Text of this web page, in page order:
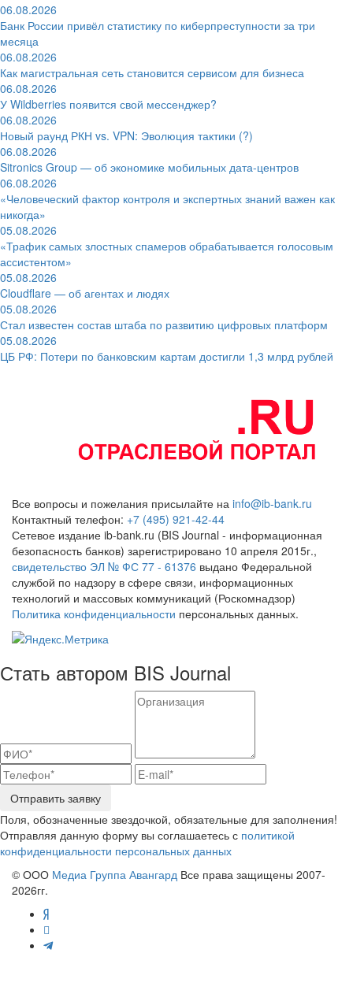
06.08.2026
Банк России привёл статистику по киберпреступности за три
месяца
06.08.2026
Как магистральная сеть становится сервисом для бизнеса
06.08.2026
У Wildberries появится свой мессенджер?
06.08.2026
Новый раунд РКН vs. VPN: Эволюция тактики (?)
06.08.2026
Sitronics Group — об экономике мобильных дата-центров
06.08.2026
«Человеческий фактор контроля и экспертных знаний важен как
никогда»
05.08.2026
«Трафик самых злостных спамеров обрабатывается голосовым
ассистентом»
05.08.2026
Cloudflare — об агентах и людях
05.08.2026
Стал известен состав штаба по развитию цифровых платформ
05.08.2026
ЦБ РФ: Потери по банковским картам достигли 1,3 млрд рублей
Все вопросы и пожелания присылайте на info@ib-bank.ru
Контактный телефон: +7 (495) 921-42-44
Сетевое издание ib-bank.ru (BIS Journal - информационная
безопасность банков) зарегистрировано 10 апреля 2015г.,
свидетельство ЭЛ № ФС 77 - 61376 выдано Федеральной
службой по надзору в сфере связи, информационных
технологий и массовых коммуникаций (Роскомнадзор)
Политика конфиденциальности персональных данных.
Стать автором BIS Journal
Отправить заявку
Поля, обозначенные звездочкой, обязательные для заполнения!
Отправляя данную форму вы соглашаетесь с политикой
конфиденциальности персональных данных
© ООО Медиа Группа Авангард Все права защищены 2007-
2026гг.